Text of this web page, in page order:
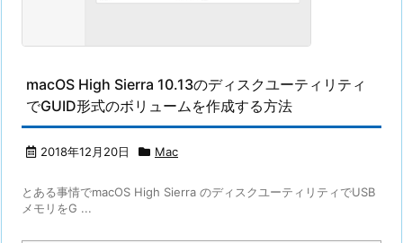
macOS High Sierra 10.13のディスクユーティリティ
でGUID形式のボリュームを作成する方法
2018年12月20日 Mac
とある事情でmacOS High Sierra のディスクユーティリティでUSB
メモリをG ...